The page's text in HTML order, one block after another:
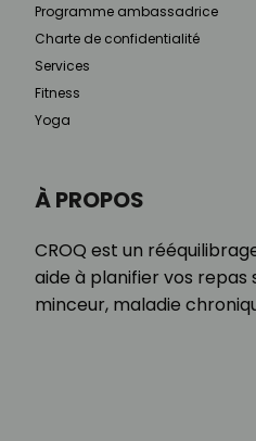
À PROPOS
CROQ est un
aide à planifier vos repas
minceur, maladie
Programme ambassadrice
Charte de confidentialité
Services
Fitness
Yoga